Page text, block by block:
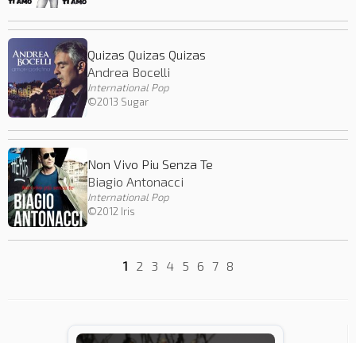
Quizas Quizas Quizas
Andrea Bocelli
International Pop
©2013 Sugar
Non Vivo Piu Senza Te
Biagio Antonacci
International Pop
©2012 Iris
1 2 3 4 5 6 7 8